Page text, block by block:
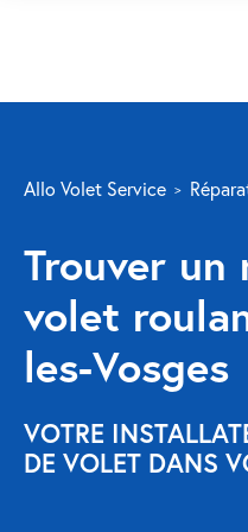
Volet roulant
Réparation
Volet roulant Velux
Au-delà de la fenêtre
Réparation store banne
Réparation portail
Allo Volet Service
Trouver
volet
les-Vosges
VOTRE
DE VOLET DANS